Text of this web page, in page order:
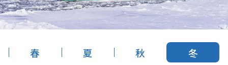
7つの国立公園
春 夏 秋 冬